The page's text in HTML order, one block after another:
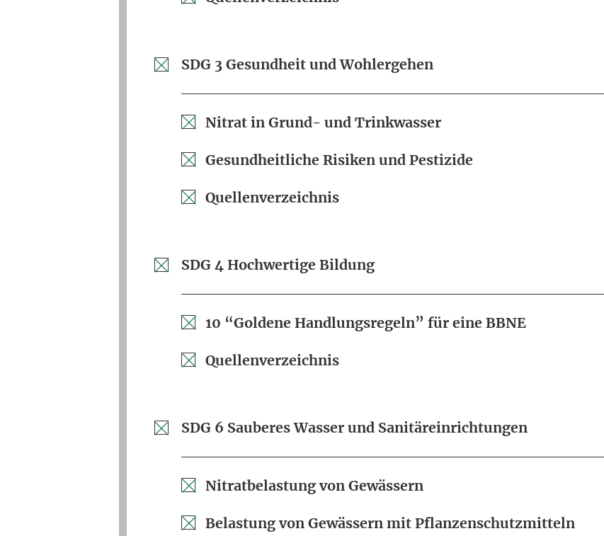
SDG 3 Gesundheit und Wohlergehen
Nitrat in Grund- und Trinkwasser
Gesundheitliche Risiken und Pestizide
Quellenverzeichnis
SDG 4 Hochwertige Bildung
10 “Goldene Handlungsregeln” für eine BBNE
Quellenverzeichnis
SDG 6 Sauberes Wasser und Sanitäreinrichtungen
Nitratbelastung von Gewässern
Belastung von Gewässern mit Pflanzenschutzmitteln